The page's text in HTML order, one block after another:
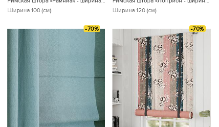
Ширина 100 (см)
Ширина 120 (см)
-70% -70%